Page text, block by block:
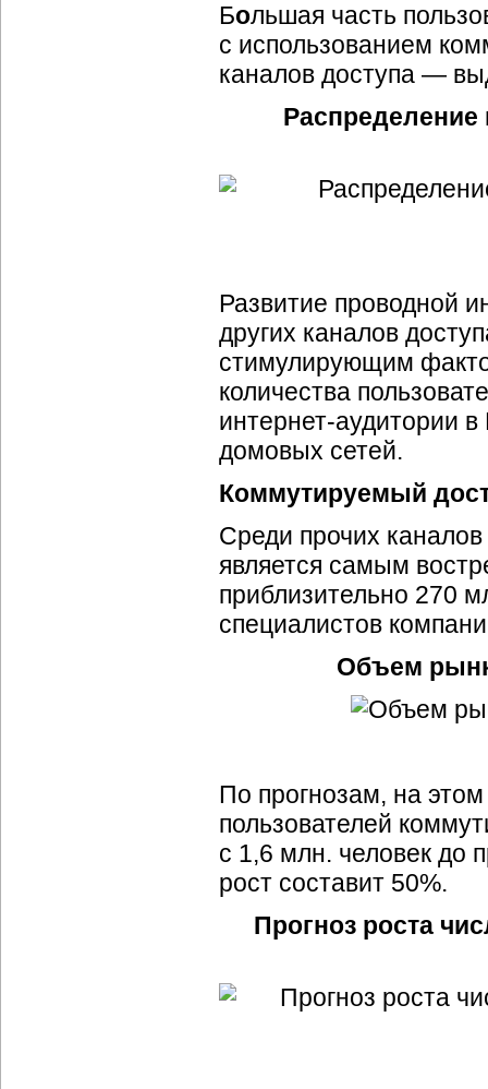
Большая часть
с использованием
каналов доступа —
Распределение
Развитие проводной
других каналов
стимулирующим
количества
интернет-аудитории в
домовых сетей.
Коммутируемый
Среди прочих
является самым
приблизительно 270
специалистов
Объем
По прогнозам, на
пользователей
с 1,6 млн. человек до
рост составит 50%.
Прогноз роста